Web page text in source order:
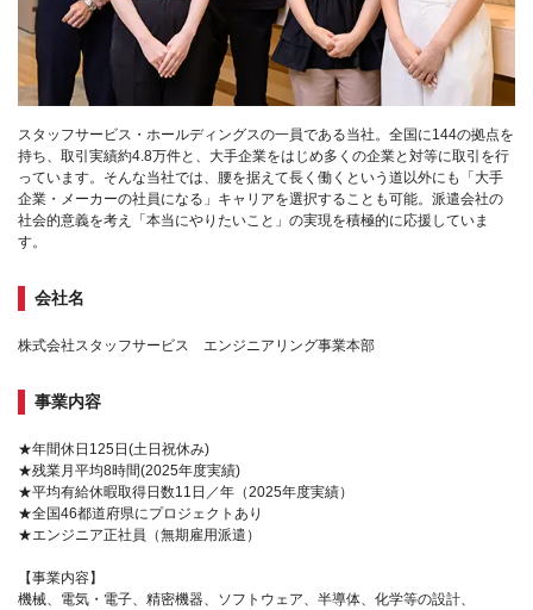
スタッフサービス・ホールディングスの一員である当社。全国に144の拠点を
持ち、取引実績約4.8万件と、大手企業をはじめ多くの企業と対等に取引を行
っています。そんな当社では、腰を据えて長く働くという道以外にも「大手
企業・メーカーの社員になる」キャリアを選択することも可能。派遣会社の
社会的意義を考え「本当にやりたいこと」の実現を積極的に応援していま
す。
会社名
株式会社スタッフサービス エンジニアリング事業本部
事業内容
★年間休日125日(土日祝休み)
★残業月平均8時間(2025年度実績)
★平均有給休暇取得日数11日／年（2025年度実績）
★全国46都道府県にプロジェクトあり
★エンジニア正社員（無期雇用派遣）
【事業内容】
機械、電気・電子、精密機器、ソフトウェア、半導体、化学等の設計、